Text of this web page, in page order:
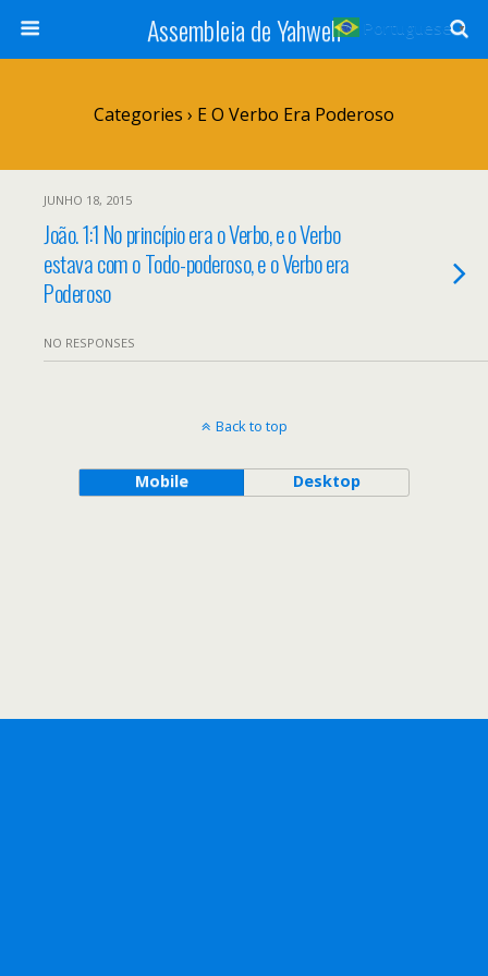
Assembleia de Yahweh
Categories › E O Verbo Era Poderoso
JUNHO 18, 2015
João. 1:1 No princípio era o Verbo, e o Verbo
estava com o Todo-poderoso, e o Verbo era
Poderoso
NO RESPONSES
Back to top
Mobile Desktop
Portuguese ▼